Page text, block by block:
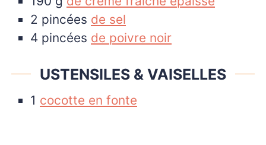
2 pincées de sel
4 pincées de poivre noir
USTENSILES & VAISELLES
1 cocotte en fonte